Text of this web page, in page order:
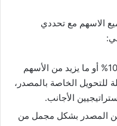
الاسهم مع تحددي
لا يسمح للمستثمر الأجنبي تملك 10% أو ما يزيد من الأسهم
للتحويل الخاصة بالمصدر،
الأجانب.
تملكه ما يزيد عن 49% من المصدر بشكل مجمل من